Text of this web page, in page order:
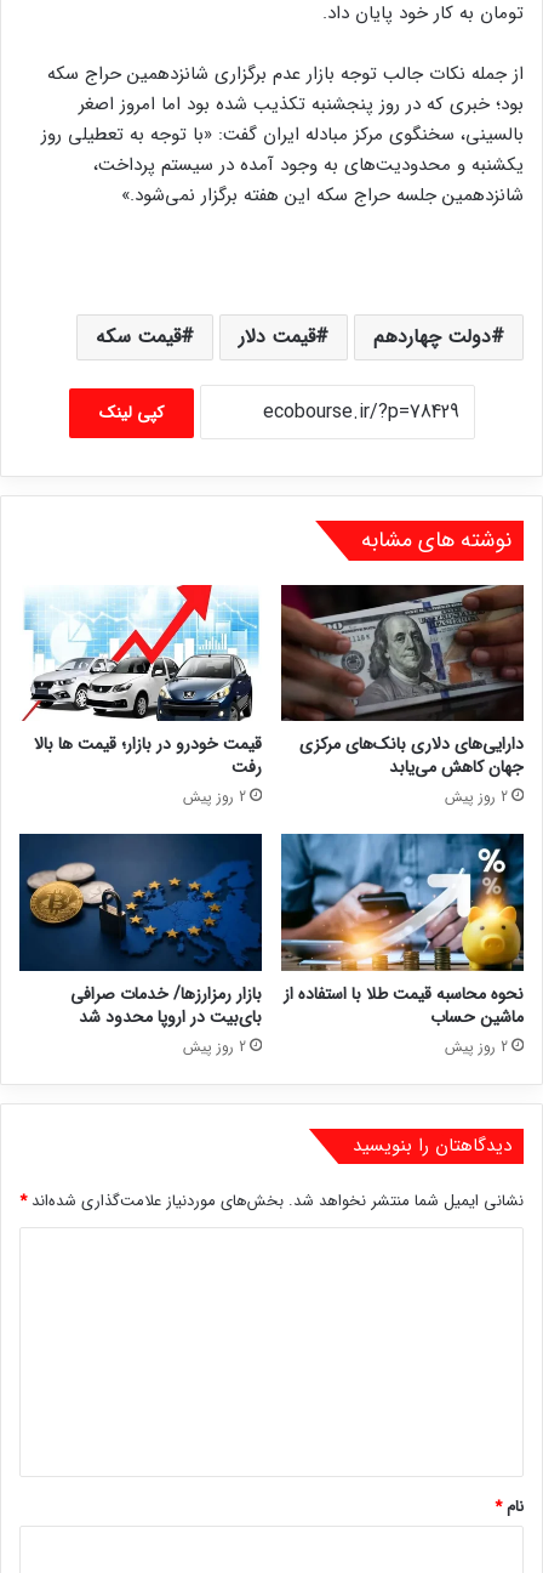
تومان به کار خود پایان داد.
از جمله نکات جالب توجه بازار عدم برگزاری شانزدهمین حراج سکه
بود؛ خبری که در روز پنجشنبه تکذیب شده بود اما امروز اصغر
بالسینی، سخنگوی مرکز مبادله ایران گفت: «با توجه به تعطیلی روز
یکشنبه و محدودیت‌های به وجود آمده در سیستم پرداخت،
شانزدهمین جلسه حراج سکه این هفته برگزار نمی‌شود.»
دولت چهاردهم قیمت دلار قیمت سکه
کپی لینک
نوشته های مشابه
دارایی‌های دلاری بانک‌های مرکزی
جهان کاهش می‌یابد
2 روز پیش
قیمت خودرو در بازار؛ قیمت ها بالا
رفت
2 روز پیش
نحوه محاسبه قیمت طلا با استفاده از
ماشین حساب
2 روز پیش
بازار رمزارزها/ خدمات صرافی
بای‌بیت در اروپا محدود شد
2 روز پیش
دیدگاهتان را بنویسید
نشانی ایمیل شما منتشر نخواهد شد. بخش‌های موردنیاز علامت‌گذاری شده‌اند*
نام*